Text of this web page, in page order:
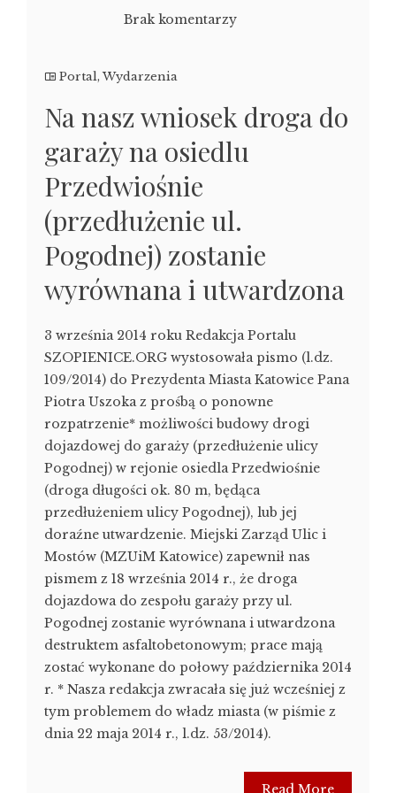
Brak komentarzy
Portal, Wydarzenia
Na nasz wniosek droga do
garaży na osiedlu
Przedwiośnie
(przedłużenie ul.
Pogodnej) zostanie
wyrównana i utwardzona
3 września 2014 roku Redakcja Portalu
SZOPIENICE.ORG wystosowała pismo (l.dz.
109/2014) do Prezydenta Miasta Katowice Pana
Piotra Uszoka z prośbą o ponowne
rozpatrzenie* możliwości budowy drogi
dojazdowej do garaży (przedłużenie ulicy
Pogodnej) w rejonie osiedla Przedwiośnie
(droga długości ok. 80 m, będąca
przedłużeniem ulicy Pogodnej), lub jej
doraźne utwardzenie. Miejski Zarząd Ulic i
Mostów (MZUiM Katowice) zapewnił nas
pismem z 18 września 2014 r., że droga
dojazdowa do zespołu garaży przy ul.
Pogodnej zostanie wyrównana i utwardzona
destruktem asfaltobetonowym; prace mają
zostać wykonane do połowy października 2014
r. * Nasza redakcja zwracała się już wcześniej z
tym problemem do władz miasta (w piśmie z
dnia 22 maja 2014 r., l.dz. 53/2014).
Read More